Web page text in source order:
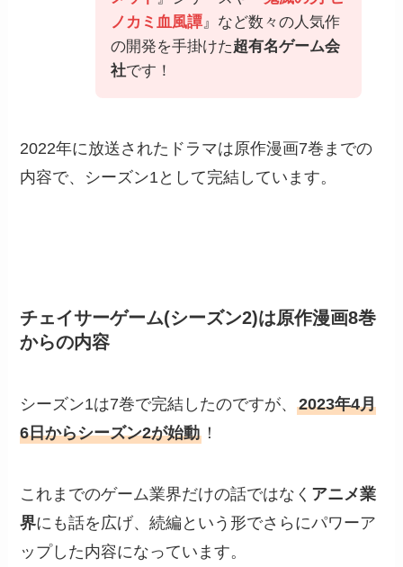
ノカミ血風譚』など数々の人気作
の開発を手掛けた超有名ゲーム会
社です！
2022年に放送されたドラマは原作漫画7巻までの
内容で、シーズン1として完結しています。
チェイサーゲーム(シーズン2)は原作漫画8巻
からの内容
シーズン1は7巻で完結したのですが、2023年4月
6日からシーズン2が始動 ！
これまでのゲーム業界だけの話ではなく アニメ業
界にも話を広げ、続編という形でさらにパワーア
ップした内容になっています。